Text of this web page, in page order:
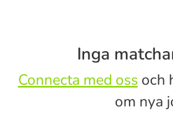
Inga
Connecta med oss och
om nya